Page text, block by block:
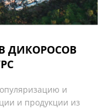
ДИКОРОСОВ
и
и продукции из